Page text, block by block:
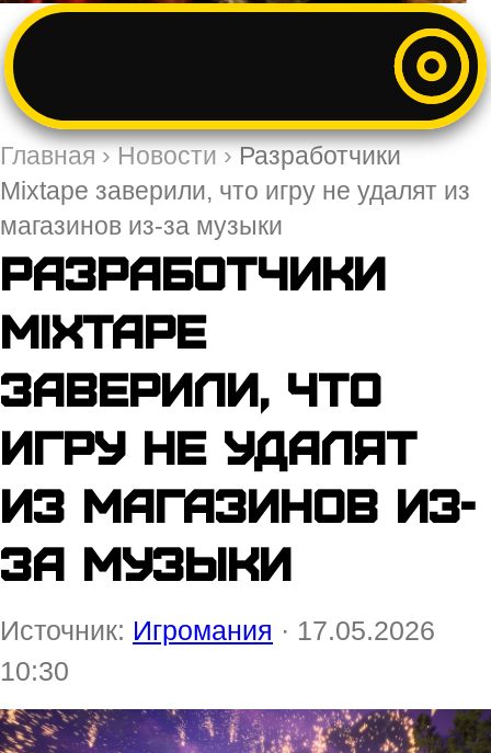
Главная › Новости › Разработчики
Mixtape заверили, что игру не удалят из
магазинов из-за музыки
Разработчики
Mixtape
заверили, что
игру не удалят
из магазинов из-
за музыки
Источник: Игромания · 17.05.2026
10:30